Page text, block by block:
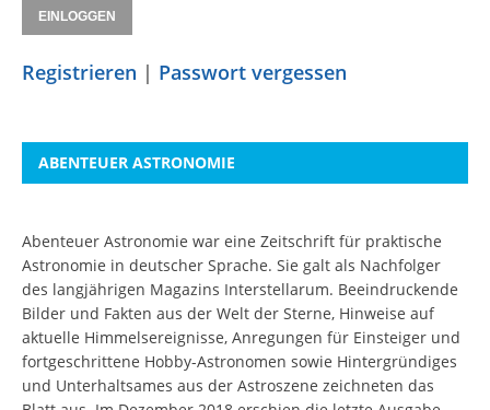
Registrieren | Passwort vergessen
ABENTEUER ASTRONOMIE
Abenteuer Astronomie war eine Zeitschrift für praktische
Astronomie in deutscher Sprache. Sie galt als Nachfolger
des langjährigen Magazins Interstellarum. Beeindruckende
Bilder und Fakten aus der Welt der Sterne, Hinweise auf
aktuelle Himmelsereignisse, Anregungen für Einsteiger und
fortgeschrittene Hobby-Astronomen sowie Hintergründiges
und Unterhaltsames aus der Astroszene zeichneten das